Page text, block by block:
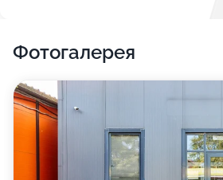
Фотогалерея